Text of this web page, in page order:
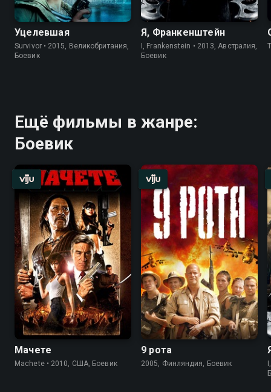
Уцелевшая
Survivor • 2015, Великобритания,
Боевик
Я, Франкенштейн
I, Frankenstein • 2013, Австралия,
Боевик
Ещё фильмы в жанре:
Боевик
Мачете
Machete • 2010, США, Боевик
9 рота
2005, Финляндия, Боевик